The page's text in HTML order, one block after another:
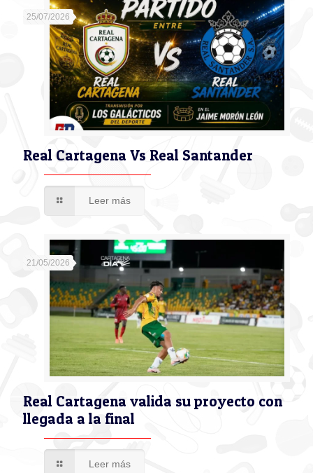
25/07/2026
Real Cartagena Vs Real Santander
Leer más
21/05/2026
Real Cartagena valida su proyecto con
llegada a la final
Leer más